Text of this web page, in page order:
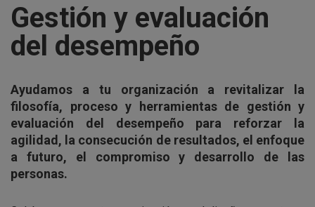
Gestión y evaluación
del desempeño
Ayudamos a tu organización a revitalizar la
filosofía, proceso y herramientas de gestión y
evaluación del desempeño para reforzar la
agilidad, la consecución de resultados, el enfoque
a futuro, el compromiso y desarrollo de las
personas.